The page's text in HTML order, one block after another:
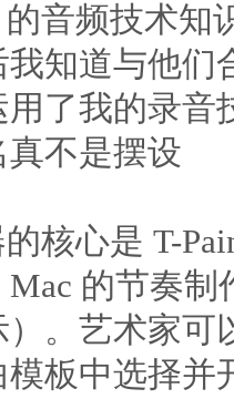
的音频技术知
知道与他们
了我的录音
不是摆设
核心是 T-
Mac 的节奏
）。艺术家
板中选择并